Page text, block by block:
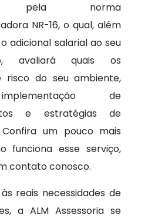
pela norma
NR-16, o qual, além
adicional salarial ao seu
avaliará quais os
risco do seu ambiente,
de
e estratégias de
Confira um pouco mais
funciona esse serviço,
contato conosco.
reais necessidades de
a ALM Assessoria se